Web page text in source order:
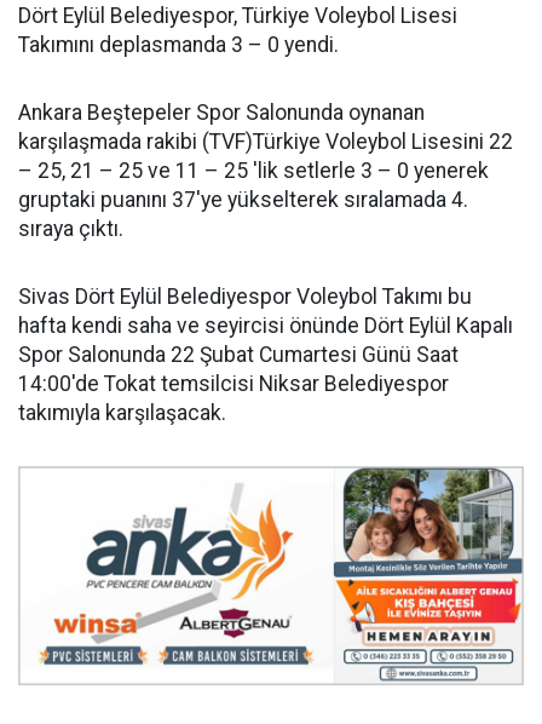
Dört Eylül Belediyespor, Türkiye Voleybol Lisesi
Takımını deplasmanda 3 – 0 yendi.
Ankara Beştepeler Spor Salonunda oynanan
karşılaşmada rakibi (TVF)Türkiye Voleybol Lisesini 22
– 25, 21 – 25 ve 11 – 25 'lik setlerle 3 – 0 yenerek
gruptaki puanını 37'ye yükselterek sıralamada 4.
sıraya çıktı.
Sivas Dört Eylül Belediyespor Voleybol Takımı bu
hafta kendi saha ve seyircisi önünde Dört Eylül Kapalı
Spor Salonunda 22 Şubat Cumartesi Günü Saat
14:00'de Tokat temsilcisi Niksar Belediyespor
takımıyla karşılaşacak.